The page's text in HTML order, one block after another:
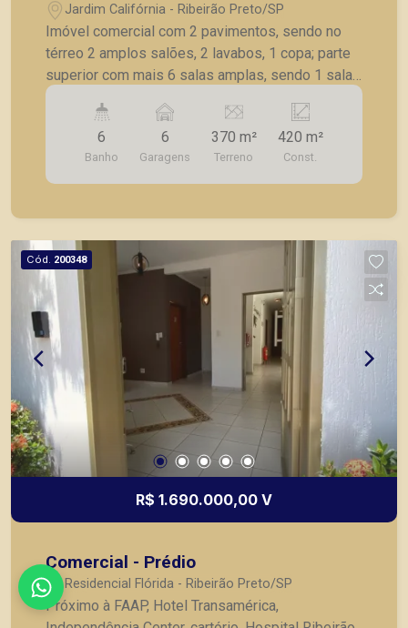
Jardim Califórnia - Ribeirão Preto/SP
Imóvel comercial com 2 pavimentos, sendo no
térreo 2 amplos salões, 2 lavabos, 1 copa; parte
superior com mais 6 salas amplas, sendo 1 sala
com banheiro privativo, jardim de inverno e
sacada, 2 lavabos, 1 copa, depósito, varanda
ampla nos fundos com 1 banheiro para portador
de necessidades especiais, sala, copa,
estacionamento pela lateral com 4 vagas internas
armários, em ótima localização.
6
Banho
6
Garagens
370 m²
Terreno
420 m²
Const.
Cód. 200348
R$ 1.690.000,00 V
Comercial - Prédio
Residencial Flórida - Ribeirão Preto/SP
Próximo à FAAP, Hotel Transamérica,